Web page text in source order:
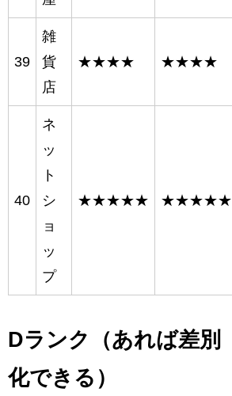
39
雑
貨
店
★★★★ ★★★★
40
ネ
ッ
ト
シ
ョ
ッ
プ
★★★★★ ★★★★★
Dランク（あれば差別
化できる）